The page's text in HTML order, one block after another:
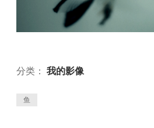
分类： 我的影像
鱼